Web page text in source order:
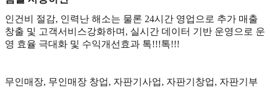
인건비 절감, 인력난 해소는 물론 24시간 영업으로 추가 매출
창출 및 고객서비스강화하며 , 실시간 데이터 기반 운영으로 운
영 효율 극대화 및 수익개선효과 톡!!!톡!!!
무인매장, 무인매장 창업, 자판기사업, 자판기창업, 자판기부